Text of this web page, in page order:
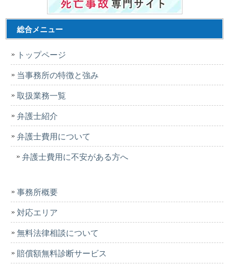
総合メニュー
トップページ
当事務所の特徴と強み
取扱業務一覧
弁護士紹介
弁護士費用について
弁護士費用に不安がある方へ
事務所概要
対応エリア
無料法律相談について
賠償額無料診断サービス